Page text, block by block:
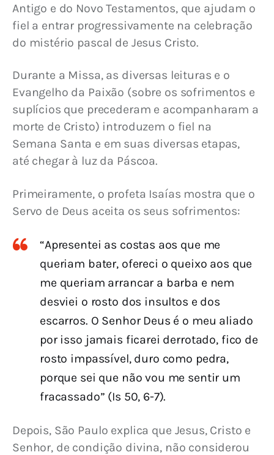
Antigo e do Novo Testamentos, que ajudam o
fiel a entrar progressivamente na celebração
do mistério pascal de Jesus Cristo.
Durante a Missa, as diversas leituras e o
Evangelho da Paixão (sobre os sofrimentos e
suplícios que precederam e acompanharam a
morte de Cristo) introduzem o fiel na
Semana Santa e em suas diversas etapas,
até chegar à luz da Páscoa.
Primeiramente, o profeta Isaías mostra que o
Servo de Deus aceita os seus sofrimentos:
“Apresentei as costas aos que me
queriam bater, ofereci o queixo aos que
me queriam arrancar a barba e nem
desviei o rosto dos insultos e dos
escarros. O Senhor Deus é o meu aliado
por isso jamais ficarei derrotado, fico de
rosto impassível, duro como pedra,
porque sei que não vou me sentir um
fracassado” (Is 50, 6-7).
Depois, São Paulo explica que Jesus, Cristo e
Senhor, de condição divina, não considerou